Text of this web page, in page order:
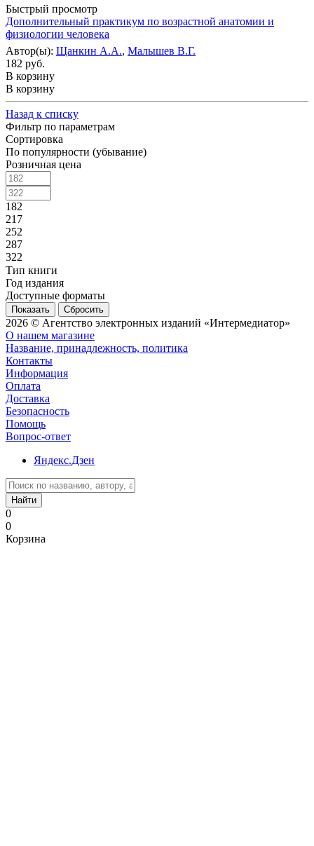
Быстрый просмотр
Дополнительный практикум по возрастной анатомии и
физиологии человека
Автор(ы): Щанкин А.А., Малышев В.Г.
182 руб.
В корзину
В корзину
Назад к списку
Фильтр по параметрам
Сортировка
По популярности (убывание)
Розничная цена
182
217
252
287
322
Тип книги
Год издания
Доступные форматы
Сбросить
2026 © Агентство электронных изданий «Интермедиатор»
О нашем магазине
Название, принадлежность, политика
Контакты
Информация
Оплата
Доставка
Безопасность
Помощь
Вопрос-ответ
Яндекс.Дзен
Найти
0
0
Корзина